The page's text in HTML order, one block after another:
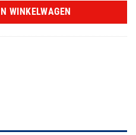
WINKELWAGEN